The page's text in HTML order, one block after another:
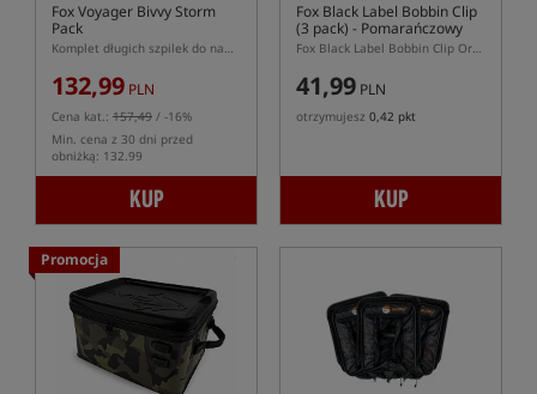
Fox Voyager Bivvy Storm
Pack
Komplet długich szpilek do namiotu w pokrowcu transportowym
132,99 PLN
Cena kat.: 157,49 / -16%
Min. cena z 30 dni przed
obniżką: 132.99
KUP
Fox Black Label Bobbin Clip
(3 pack) - Pomarańczowy
Fox Black Label Bobbin Clip Orange 3 pack – pomarańczowe klipsy do hangerów
41,99 PLN
otrzymujesz 0,42 pkt
KUP
Promocja